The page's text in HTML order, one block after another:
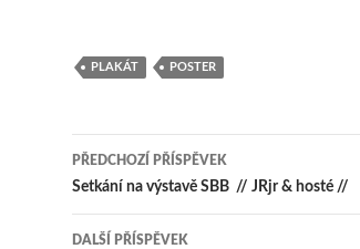
PLAKÁT POSTER
Navigace
pro
příspěvky
PŘEDCHOZÍ PŘÍSPĚVEK
Setkání na výstavě SBB // JRjr & hosté //
DALŠÍ PŘÍSPĚVEK